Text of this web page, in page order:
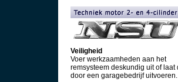
Veiligheid
Voer werkzaamheden aan het
remsysteem deskundig uit of laat
door een garagebedrijf uitvoeren.